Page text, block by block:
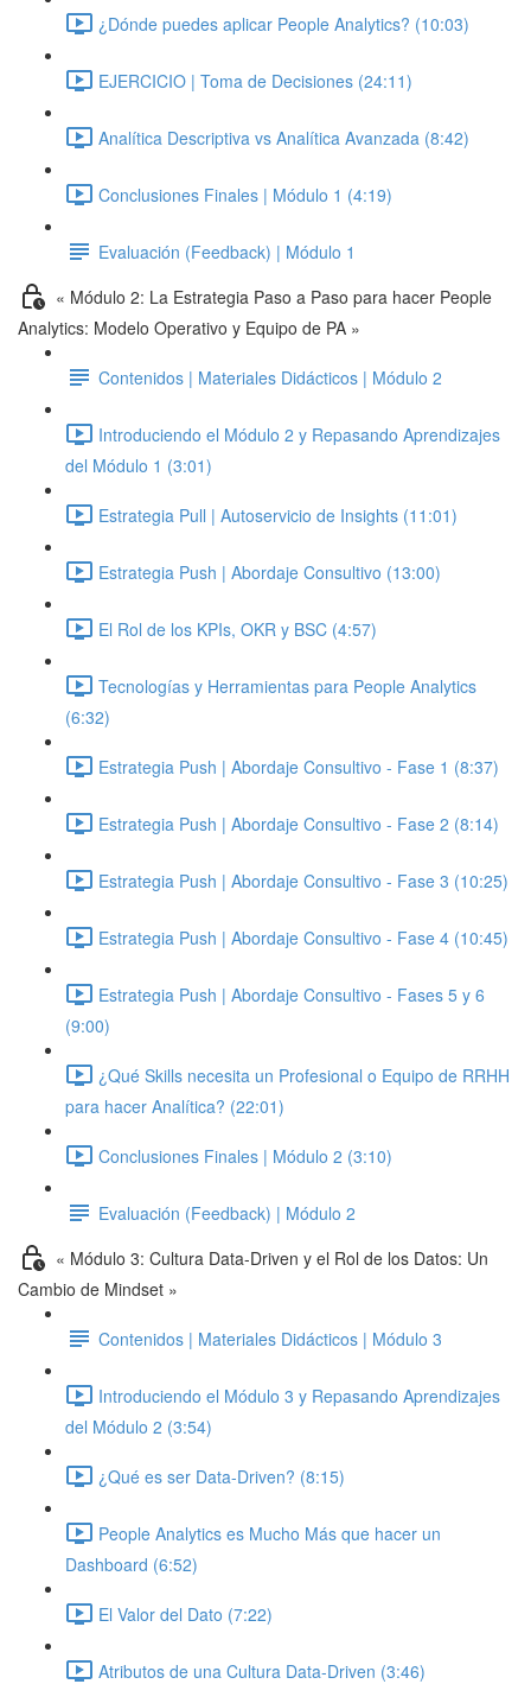
¿Dónde puedes aplicar People Analytics? (10:03)
EJERCICIO | Toma de Decisiones (24:11)
Analítica Descriptiva vs Analítica Avanzada (8:42)
Conclusiones Finales | Módulo 1 (4:19)
Evaluación (Feedback) | Módulo 1
« Módulo 2: La Estrategia Paso a Paso para hacer People
Analytics: Modelo Operativo y Equipo de PA »
Contenidos | Materiales Didácticos | Módulo 2
Introduciendo el Módulo 2 y Repasando Aprendizajes
del Módulo 1 (3:01)
Estrategia Pull | Autoservicio de Insights (11:01)
Estrategia Push | Abordaje Consultivo (13:00)
El Rol de los KPIs, OKR y BSC (4:57)
Tecnologías y Herramientas para People Analytics
(6:32)
Estrategia Push | Abordaje Consultivo - Fase 1 (8:37)
Estrategia Push | Abordaje Consultivo - Fase 2 (8:14)
Estrategia Push | Abordaje Consultivo - Fase 3 (10:25)
Estrategia Push | Abordaje Consultivo - Fase 4 (10:45)
Estrategia Push | Abordaje Consultivo - Fases 5 y 6
(9:00)
¿Qué Skills necesita un Profesional o Equipo de RRHH
para hacer Analítica? (22:01)
Conclusiones Finales | Módulo 2 (3:10)
Evaluación (Feedback) | Módulo 2
« Módulo 3: Cultura Data-Driven y el Rol de los Datos: Un
Cambio de Mindset »
Contenidos | Materiales Didácticos | Módulo 3
Introduciendo el Módulo 3 y Repasando Aprendizajes
del Módulo 2 (3:54)
¿Qué es ser Data-Driven? (8:15)
People Analytics es Mucho Más que hacer un
Dashboard (6:52)
El Valor del Dato (7:22)
Atributos de una Cultura Data-Driven (3:46)